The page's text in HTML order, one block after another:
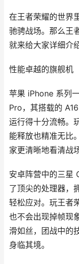
在王者荣耀的世界
驰骋战场。那么王
就来给大家详细介
性能卓越的旗舰机
苹果 iPhone 系列
Pro，其搭载的
运行得十分流畅。
能释放也精准无比
家更清晰地看清战
安卓阵营中的三星
了顶尖的处理器，
轻松应对。玩王者
也不会出现掉帧现
滑如丝，团战中的
身临其境。